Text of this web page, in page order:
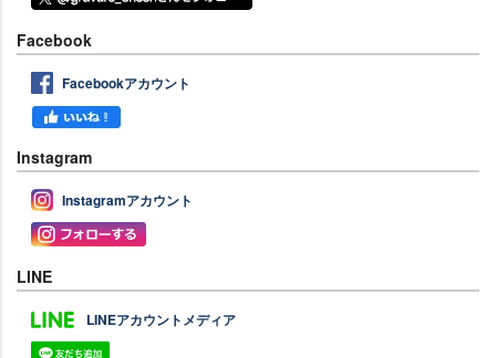
Facebook
Facebookアカウント
Instagram
Instagramアカウント
LINE
LINEアカウントメディア